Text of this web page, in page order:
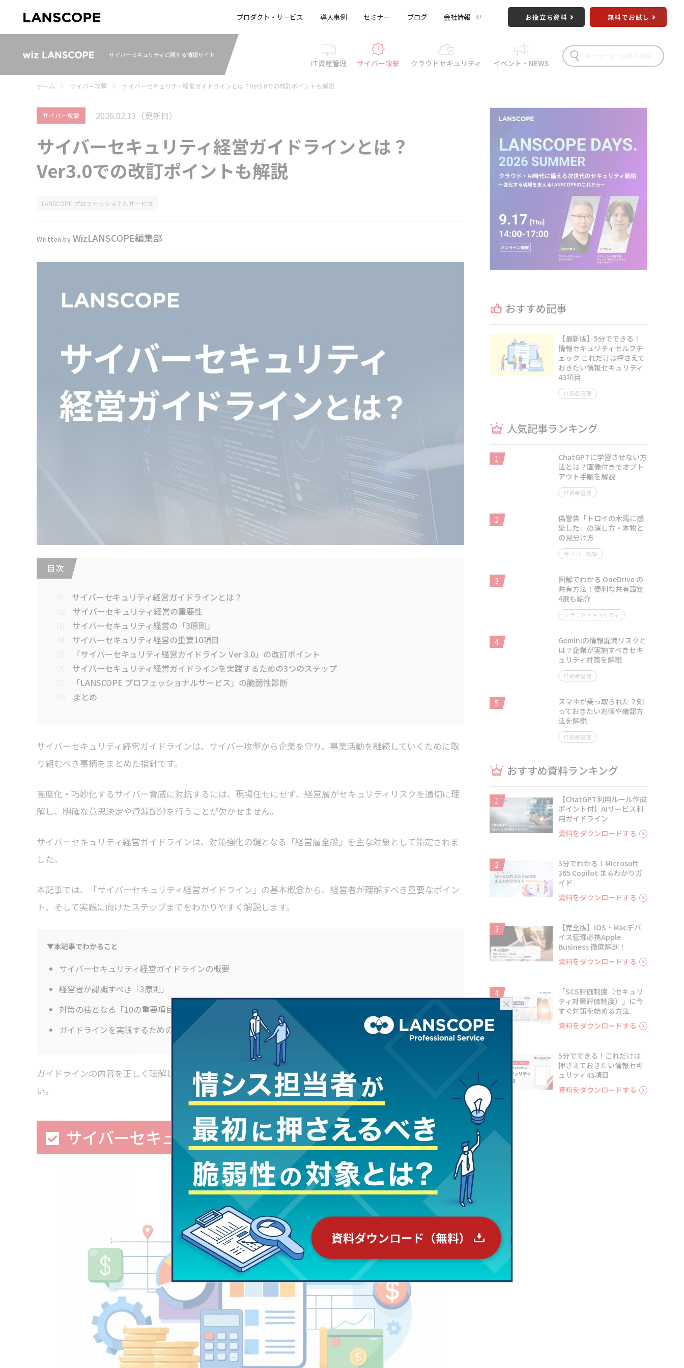
プロダクト・サービス 導入事例 セミナー ブログ 会社情報 お役立ち資料 無料でお試し
サイバーセキュリティに関する情報サイト
IT資産管理 サイバー攻撃 クラウドセキュリティ イベント・NEWS
ホーム サイバー攻撃 サイバーセキュリティ経営ガイドラインとは？Ver3.0での改訂ポイントも解説
サイバー攻撃 2026.02.13 （更新日）
サイバーセキュリティ経営ガイドラインとは？
Ver3.0での改訂ポイントも解説
LANSCOPE プロフェッショナルサービス
Written by WizLANSCOPE編集部
目 次
サイバーセキュリティ経営ガイドラインとは？
サイバーセキュリティ経営の重要性
サイバーセキュリティ経営の「3原則」
サイバーセキュリティ経営の重要10項目
「サイバーセキュリティ経営ガイドライン Ver 3.0」の改訂ポイント
サイバーセキュリティ経営ガイドラインを実践するための3つのステップ
「LANSCOPE プロフェッショナルサービス」の脆弱性診断
まとめ
サイバーセキュリティ経営ガイドラインは、サイバー攻撃から企業を守り、事業活動を継続していくために取
り組むべき事柄をまとめた指針です。
高度化・巧妙化するサイバー脅威に対抗するには、現場任せにせず、経営層がセキュリティリスクを適切に理
解し、明確な意思決定や資源配分を行うことが欠かせません。
サイバーセキュリティ経営ガイドラインは、対策強化の鍵となる「経営層全般」を主な対象として策定されま
した。
本記事では、「サイバーセキュリティ経営ガイドライン」の基本概念から、経営者が理解すべき重要なポイン
ト、そして実践に向けたステップまでをわかりやすく解説します。
▼本記事でわかること
サイバーセキュリティ経営ガイドラインの概要
経営者が認識すべき「3原則」
対策の柱となる「10の重要項目」
ガイドラインを実践するための3つのステップ
ガイドラインの内容を正しく理解し、自社のセキュリティレベルの向上に役立てたい方はぜひご一読くださ
い。
サイバーセキュリティ経営ガイドラインとは？
おすすめ記事
【最新版】5分でできる！
情報セキュリティセルフチ
ェック これだけは押さえて
おきたい情報セキュリティ
43項目
IT資産管理
人気記事ランキング
1
ChatGPTに学習させない方
法とは？画像付きでオプト
アウト手順を解説
IT資産管理
2
偽警告「トロイの木馬に感
染した」の消し方・本物と
の見分け方
サイバー攻撃
3
図解でわかる OneDrive の
共有方法！便利な共有設定
4選も紹介
クラウドセキュリティ
4
Geminiの情報漏洩リスクと
は？企業が実施すべきセキ
ュリティ対策を解説
IT資産管理
5
スマホが乗っ取られた？知
っておきたい兆候や確認方
法を解説
IT資産管理
おすすめ資料ランキング
1
【ChatGPT利用ルール作成
ポイント付】AIサービス利
用ガイドライン
資料をダウンロードする
2
3分でわかる！Microsoft
365 Copilot まるわかりガ
イド
資料をダウンロードする
3
【完全版】iOS・Macデバ
イス管理必携Apple
Business 徹底解剖！
資料をダウンロードする
4
「SCS評価制度（セキュリ
ティ対策評価制度）」に今
すぐ対策を始める方法
資料をダウンロードする
5分でできる！これだけは
押さえておきたい情報セキ
ュリティ43項目
資料をダウンロードする